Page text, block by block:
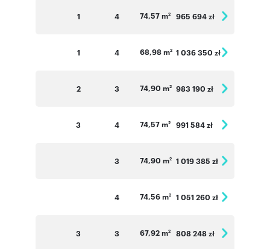
1 4 74,57 m2 965 694 zł
1 4 68,98 m2 1 036 350 zł
2 3 74,90 m2 983 190 zł
3 4 74,57 m2 991 584 zł
3 74,90 m2 1 019 385 zł
4 74,56 m2 1 051 260 zł
3 3 67,92 m2 808 248 zł